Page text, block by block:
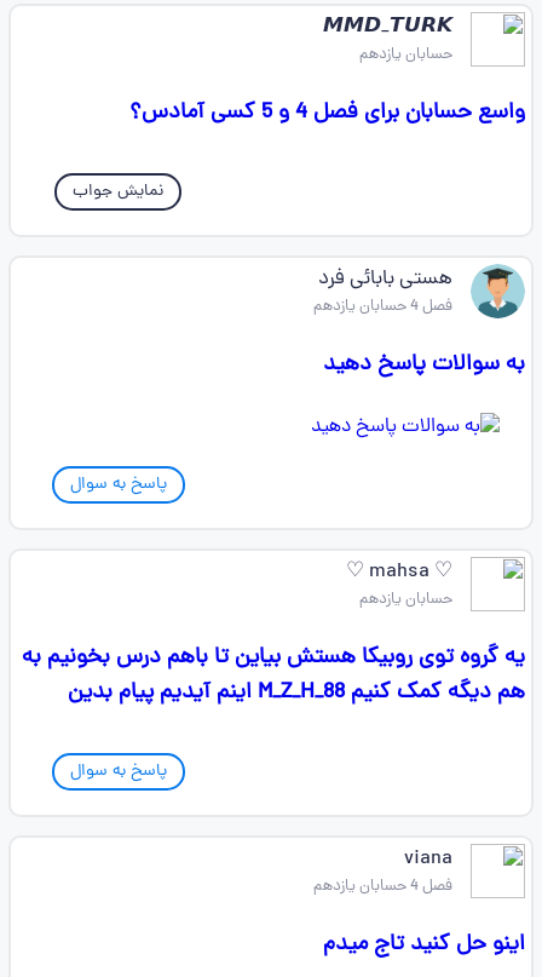
𝙈𝙈𝘿_𝙏𝙐𝙍𝙆
حسابان یازدهم
واسع حسابان برای فصل 4 و 5 کسی آمادس؟
نمایش جواب
هستی بابائی فرد
فصل 4 حسابان یازدهم
به سوالات پاسخ دهید
پاسخ به سوال
♡ mahsa ♡
حسابان یازدهم
یه گروه توی روبیکا هستش بیاین تا باهم درس بخونیم به
هم دیگه کمک کنیم M_Z_H_88 اینم آیدیم پیام بدین
پاسخ به سوال
viana
فصل 4 حسابان یازدهم
اینو حل کنید تاج میدم